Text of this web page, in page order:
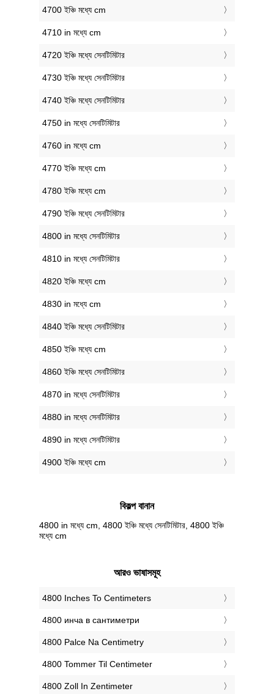
4700 ইঞ্চি মধ্যে cm
4710 in মধ্যে cm
4720 ইঞ্চি মধ্যে সেনটিমিটার
4730 ইঞ্চি মধ্যে সেনটিমিটার
4740 ইঞ্চি মধ্যে সেনটিমিটার
4750 in মধ্যে সেনটিমিটার
4760 in মধ্যে cm
4770 ইঞ্চি মধ্যে cm
4780 ইঞ্চি মধ্যে cm
4790 ইঞ্চি মধ্যে সেনটিমিটার
4800 in মধ্যে সেনটিমিটার
4810 in মধ্যে সেনটিমিটার
4820 ইঞ্চি মধ্যে cm
4830 in মধ্যে cm
4840 ইঞ্চি মধ্যে সেনটিমিটার
4850 ইঞ্চি মধ্যে cm
4860 ইঞ্চি মধ্যে সেনটিমিটার
4870 in মধ্যে সেনটিমিটার
4880 in মধ্যে সেনটিমিটার
4890 in মধ্যে সেনটিমিটার
4900 ইঞ্চি মধ্যে cm
বিকল্প বানান
4800 in মধ্যে cm, 4800 ইঞ্চি মধ্যে সেনটিমিটার, 4800 ইঞ্চি
মধ্যে cm
আরও ভাষাসমূহ
‎4800 Inches To Centimeters
‎4800 инча в сантиметри
‎4800 Palce Na Centimetry
‎4800 Tommer Til Centimeter
‎4800 Zoll In Zentimeter